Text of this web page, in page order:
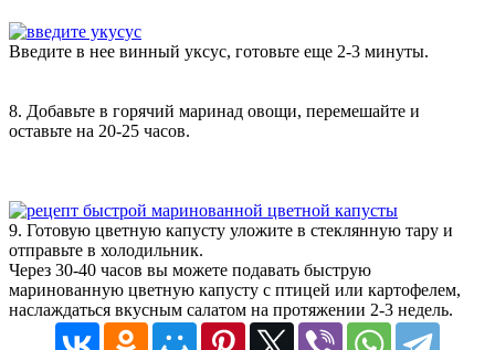
Введите в нее винный уксус, готовьте еще 2-3 минуты.
8. Добавьте в горячий маринад овощи, перемешайте и
оставьте на 20-25 часов.
9. Готовую цветную капусту уложите в стеклянную тару и
отправьте в холодильник.
Через 30-40 часов вы можете подавать быструю
маринованную цветную капусту с птицей или картофелем,
наслаждаться вкусным салатом на протяжении 2-3 недель.